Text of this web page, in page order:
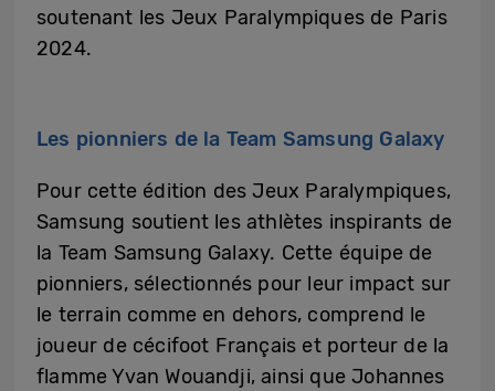
soutenant les Jeux Paralympiques de Paris
2024.
Les pionniers de la Team Samsung Galaxy
Pour cette édition des Jeux Paralympiques,
Samsung soutient les athlètes inspirants de
la Team Samsung Galaxy. Cette équipe de
pionniers, sélectionnés pour leur impact sur
le terrain comme en dehors, comprend le
joueur de cécifoot Français et porteur de la
flamme Yvan Wouandji, ainsi que Johannes